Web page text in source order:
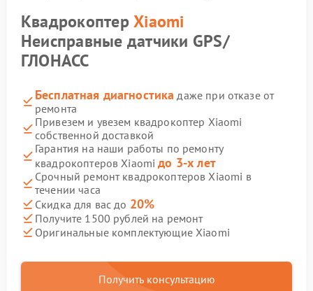
КвадрокоптерXiaomi
Неисправные датчики GPS/
ГЛОНАСС
Бесплатная диагностика даже при отказе от
ремонта
Привезем и увезем квадрокоптер Xiaomi
собственной доставкой
Гарантия на наши работы по ремонту
квадрокоптеров Xiaomiдо 3-х лет
Срочный ремонт квадрокоптеров Xiaomi в
течении часа
Скидка для вас до 20%
Получите 1500 рублей на ремонт
Оригинальные комплектующие Xiaomi
Получить консультацию